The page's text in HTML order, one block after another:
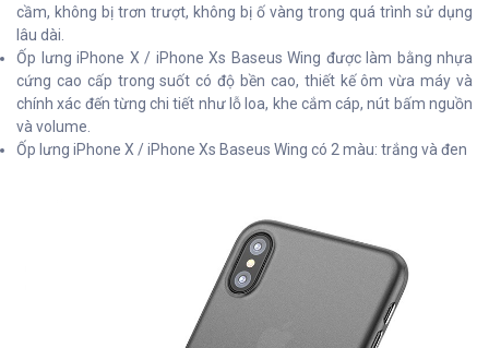
cầm, không bị trơn trượt, không bị ố vàng trong quá trình sử dụng
lâu dài.
Ốp lưng iPhone X / iPhone Xs Baseus Wing được làm bằng nhựa
cứng cao cấp trong suốt có độ bền cao, thiết kế ôm vừa máy và
chính xác đến từng chi tiết như lỗ loa, khe cắm cáp, nút bấm nguồn
và volume.
Ốp lưng iPhone X / iPhone Xs Baseus Wing có 2 màu: trắng và đen